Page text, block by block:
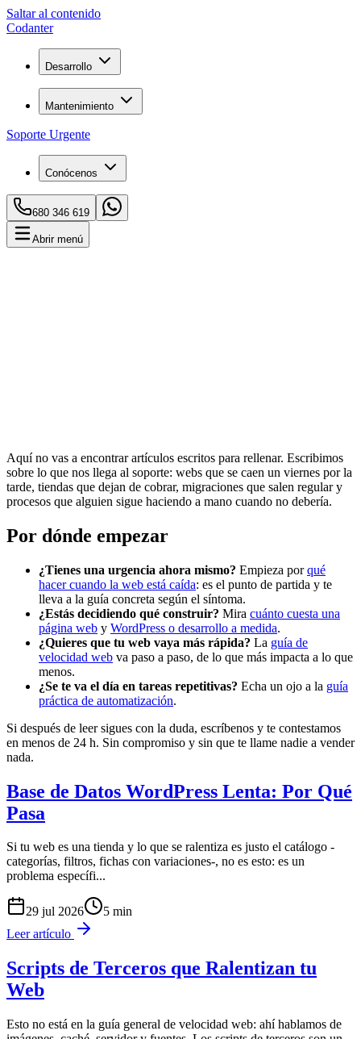
Saltar al contenido
Codanter
Desarrollo
Mantenimiento
Soporte Urgente
Conócenos
680 346 619
Abrir menú
Aquí no vas a encontrar artículos escritos para rellenar. Escribimos
sobre lo que nos llega al soporte: webs que se caen un viernes por la
tarde, tiendas que dejan de cobrar, migraciones que salen regular y
procesos que alguien sigue haciendo a mano cuando no debería.
Por dónde empezar
¿Tienes una urgencia ahora mismo? Empieza por qué
hacer cuando la web está caída: es el punto de partida y te
lleva a la guía concreta según el síntoma.
¿Estás decidiendo qué construir? Mira cuánto cuesta una
página web y WordPress o desarrollo a medida.
¿Quieres que tu web vaya más rápida? La guía de
velocidad web va paso a paso, de lo que más impacta a lo que
menos.
¿Se te va el día en tareas repetitivas? Echa un ojo a la guía
práctica de automatización.
Si después de leer sigues con la duda, escríbenos y te contestamos
en menos de 24 h. Sin compromiso y sin que te llame nadie a vender
nada.
Base de Datos WordPress Lenta: Por Qué
Pasa
Si tu web es una tienda y lo que se ralentiza es justo el catálogo -
categorías, filtros, fichas con variaciones-, no es esto: es un
problema específi...
29 jul 2026 5 min
Leer artículo
Scripts de Terceros que Ralentizan tu
Web
Esto no está en la guía general de velocidad web: ahí hablamos de